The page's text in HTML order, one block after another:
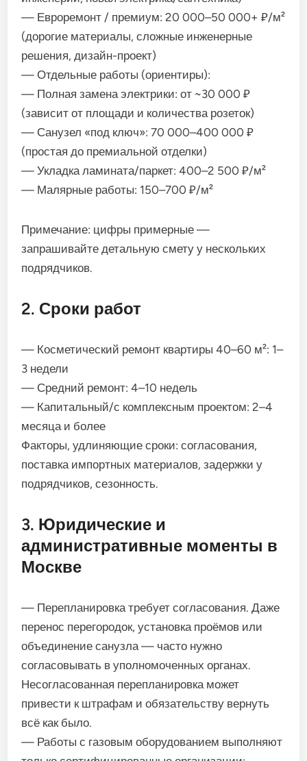
— Евроремонт / премиум: 20 000–50 000+ ₽/м²
(дорогие материалы, сложные инженерные
решения, дизайн-проект)
— Отдельные работы (ориентиры):
— Полная замена электрики: от ~30 000 ₽
(зависит от площади и количества розеток)
— Санузел «под ключ»: 70 000–400 000 ₽
(простая до премиальной отделки)
— Укладка ламината/паркет: 400–2 500 ₽/м²
— Малярные работы: 150–700 ₽/м²
Примечание: цифры примерные —
запрашивайте детальную смету у нескольких
подрядчиков.
2. Сроки работ
— Косметический ремонт квартиры 40–60 м²: 1–
3 недели
— Средний ремонт: 4–10 недель
— Капитальный/с комплексным проектом: 2–4
месяца и более
Факторы, удлиняющие сроки: согласования,
поставка импортных материалов, задержки у
подрядчиков, сезонность.
3. Юридические и
административные моменты в
Москве
— Перепланировка требует согласования. Даже
перенос перегородок, установка проёмов или
объединение санузла — часто нужно
согласовывать в уполномоченных органах.
Несогласованная перепланировка может
привести к штрафам и обязательству вернуть
всё как было.
— Работы с газовым оборудованием выполняют